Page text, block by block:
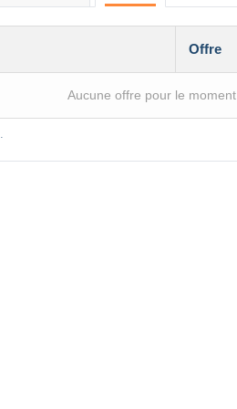
Offre
Aucune offre pour le moment.